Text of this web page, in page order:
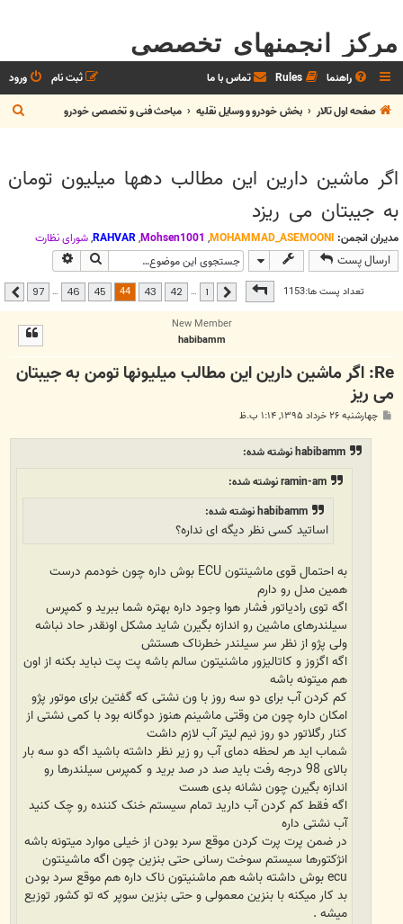
مرکز انجمنهای تخصصی
راهنما Rules تماس با ما ورود
ثبت نام
صفحه اول تالار
بخش خودرو و وسايل نقليه مباحث فنی و تخصصی خودرو
ج
س
جاگر ماشین دارین این مطالب دهها میلیون تومان
به جیبتان می ریزد
مدیران انجمن: MOHAMMAD_ASEMOONI
,
Mohsen1001
,
RAHVAR
,شوراي نظارت
ارسال پست جستجو
تعداد پست ها:1153صفحه44 از97 قبلی …
42
43
44
45
46
…
97 بعدی
New Member
habibamm
Re: اگر ماشین دارین این مطالب میلیونها تومن به جیبتان
می ریز
پ چهارشنبه ۲۶ خرداد ۱۳۹۵, ۱:۱۴ ب.ظ
habibamm نوشته شده:
ramin-am نوشته شده:
habibamm نوشته شده:
اساتید کسی نظر دیگه ای نداره؟
به احتمال قوی ماشینتون ECU بوش داره چون خودمم درست
همین مدل رو دارم
اگه توی رادیاتور فشار هوا وجود داره بهتره شما ببرید و کمپرس
سیلندرهای ماشین رو اندازه بگیرن شاید مشکل اونقدر حاد نباشه
ولی پژو از نظر سر سیلندر خطرناک هستش
اگه اگزوز و کاتالیزور ماشنیتون سالم باشه پت پت نباید بکنه از اون
هم میتونه باشه
کم کردن آب برای دو سه روز با ون نشتی که گفتین برای موتور پژو
امکان داره چون من وقتی ماشینم هنوز دوگانه بود با کمی نشتی از
کنار رگلاتور دو روز نیم لیتر آب لازم داشت
شماب اید هر لحظه دمای آب رو زیر نظر داشته باشید اگه دو سه بار
بالای 98 درجه رفت باید صد در صد برید و کمپرس سیلندرها رو
اندازه بگیرن چون نشانه بدی هست
اگه فقط کم کردن آب دارید تمام سیستم خنک کننده رو چک کنید
آب نشتی داره
در ضمن پرت پرت کردن موقع سرد بودن از خیلی موارد میتونه باشه
انژکتورها سیستم سوخت رسانی حتی بنزین چون اگه ماشینتون
ecu بوش داشته باشه هم ماشنیتون ناک داره هم موقع سرد بودن
بد کار میکنه با بنزین معمولی و حتی بنزین سوپر که تو کشور توزیع
میشه .